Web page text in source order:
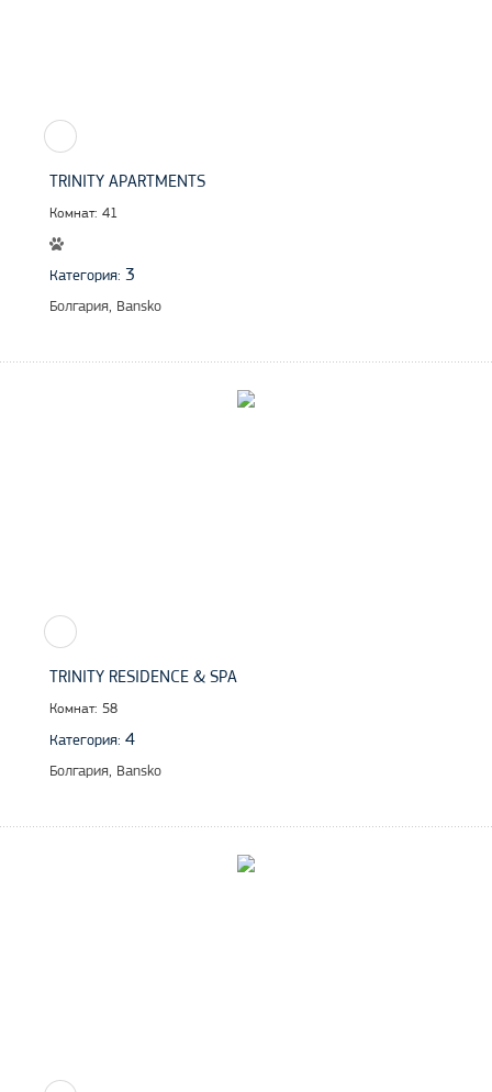
TRINITY APARTMENTS
Комнат: 41
Категория: 3
Болгария, Bansko
TRINITY RESIDENCE & SPA
Комнат: 58
Категория: 4
Болгария, Bansko